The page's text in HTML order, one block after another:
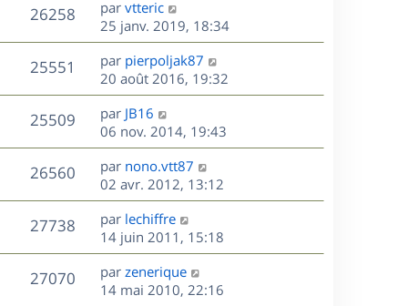
e
n
i
e
r
m
e
s
s
a
g
e
26258V
u
s
D
e
r
n
i
e
r
m
e
s
s
a
g
e
par vtteric
25 janv. 2019, 18:34
25551
u
s
D
e
r
n
i
e
r
m
e
s
s
a
g
e
par pierpoljak87
20 août 2016, 19:32
25509V
u
s
D
e
r
n
i
e
r
m
e
s
s
par JB16
06 nov. 2014, 19:43
26560V
u
e
s
D
e
r
n
i
e
r
m
par nono.vtt87
02 avr. 2012, 13:12
27738V
u
D
e
r
n
i
par lechiffre
14 juin 2011, 15:18
27070V
D
e
par zenerique
14 mai 2010, 22:16